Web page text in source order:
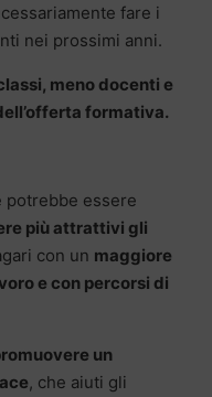
fare i
nei prossimi anni.
meno docenti e
formativa.
potrebbe essere
più attrattivi gli
con un maggiore
e con percorsi di
un
, che aiuti gli